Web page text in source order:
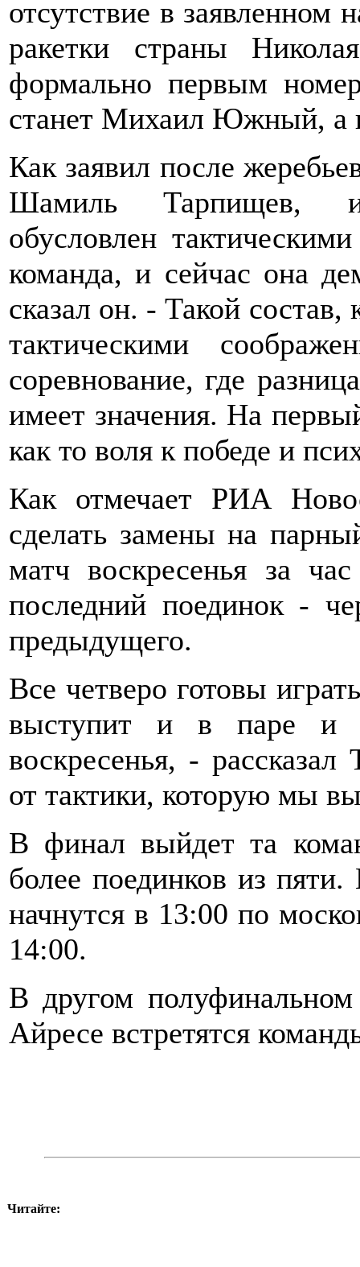
отсутствие в заявленном
ракетки страны
формально первым
станет Михаил Южный, а
Как заявил после
Шамиль Тарпищев,
обусловлен
команда, и сейчас она
сказал он. - Такой
тактическими
соревнование, где
имеет значения. На
как то воля к победе и
Как отмечает РИА
сделать замены на
матч воскресенья за
последний поединок -
предыдущего.
Все четверо готовы
выступит и в паре и
воскресенья, -
от тактики, которую мы
В финал выйдет та
более поединков из
начнутся в 13:00 по
14:00.
В другом
Айресе встретятся
Читайте: